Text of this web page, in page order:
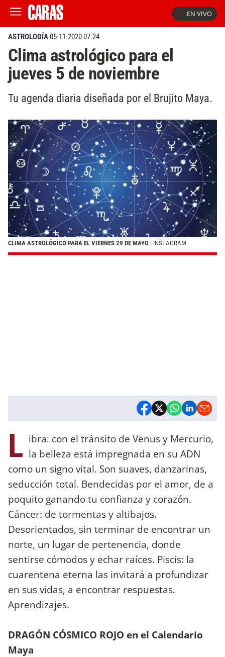
EN VIVO
ASTROLOGÍA05-11-2020 07:24
Clima astrológico para el
jueves 5 de noviembre
Tu agenda diaria diseñada por el Brujito Maya.
CLIMA ASTROLÓGICO PARA EL VIERNES 29 DE MAYO | INSTAGRAM
L ibra: con el tránsito de Venus y Mercurio,
la belleza está impregnada en su ADN
como un signo vital. Son suaves, danzarinas,
seducción total. Bendecidas por el amor, de a
poquito ganando tu confianza y corazón.
Cáncer: de tormentas y altibajos.
Desorientados, sin terminar de encontrar un
norte, un lugar de pertenencia, donde
sentirse cómodos y echar raíces. Piscis: la
cuarentena eterna las invitará a profundizar
en sus vidas, a encontrar respuestas.
Aprendizajes.
DRAGÓN CÓSMICO ROJO en el Calendario
Maya